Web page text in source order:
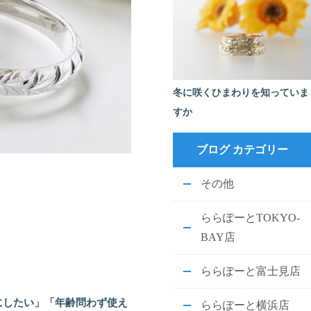
たい」「年齢問わず使え
冬に咲くひまわりを知っていま
すか
ブログ カテゴリー
その他
ららぽーとTOKYO-
BAY店
ららぽーと富士見店
ららぽーと横浜店